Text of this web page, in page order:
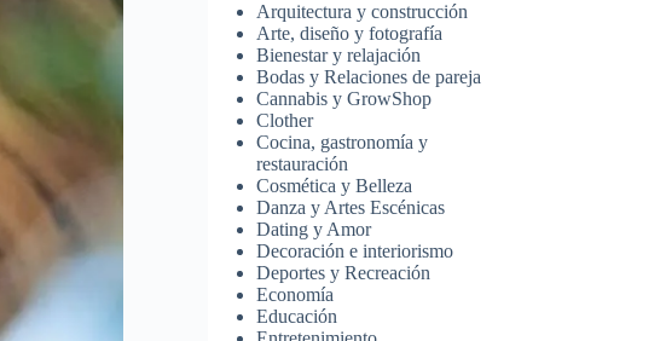
Arquitectura y construcción
Arte, diseño y fotografía
Bienestar y relajación
Bodas y Relaciones de pareja
Cannabis y GrowShop
Clother
Cocina, gastronomía y
restauración
Cosmética y Belleza
Danza y Artes Escénicas
Dating y Amor
Decoración e interiorismo
Deportes y Recreación
Economía
Educación